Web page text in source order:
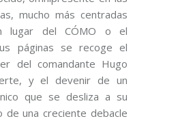
mucho más centradas
lugar del CÓMO o el
páginas se recoge el
del comandante Hugo
y el devenir de un
que se desliza a su
de una creciente debacle